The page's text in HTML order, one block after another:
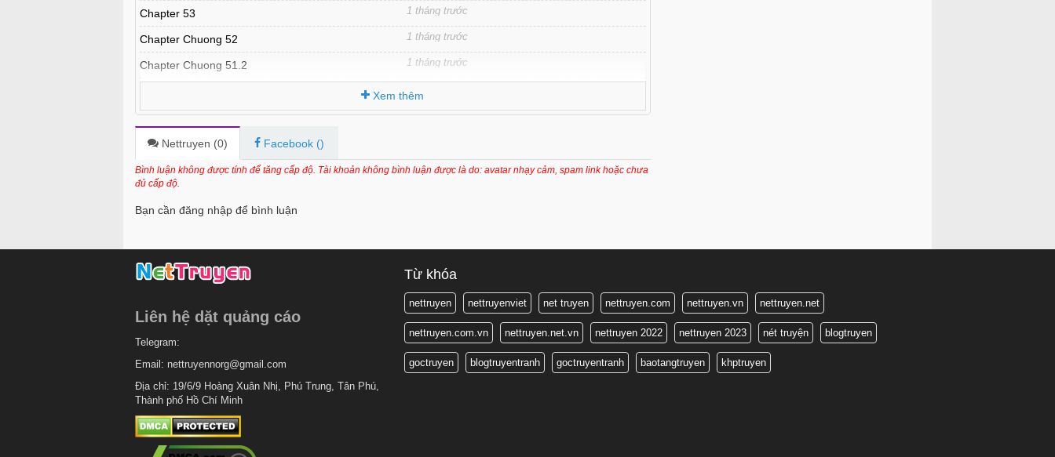
Chapter 53 1 tháng trước
Chapter Chuong 52 1 tháng trước
Chapter Chuong 51.2 1 tháng trước
Chapter 50 1 tháng trước
Chapter 49
Chapter 48 1 tháng trước
Chapter 44 1 tháng trước
1 ngày trước
Chapter 43.5 1 ngày trước
Chapter 43.2 1 tháng trước
1 tháng trước
Chapter 43
Chapter 42
Chapter 41
Xem thêm
Nettruyen (0) Facebook ()
Bình luận không được tính để tăng cấp độ. Tài khoản không bình luận được là do: avatar nhạy cảm, spam link hoặc chưa
đủ cấp độ.
Bạn cần đăng nhập để bình luận
Liên hệ dặt quảng cáo
Telegram:
Email: nettruyennorg@gmail.com
Địa chỉ: 19/6/9 Hoàng Xuân Nhị, Phú Trung, Tân Phú,
Thành phố Hồ Chí Minh
Từ khóa
nettruyen nettruyenviet net truyen nettruyen.com nettruyen.vn nettruyen.net
nettruyen.com.vn nettruyen.net.vn nettruyen 2022 nettruyen 2023 nét truyện blogtruyen
goctruyen blogtruyentranh goctruyentranh baotangtruyen khptruyen